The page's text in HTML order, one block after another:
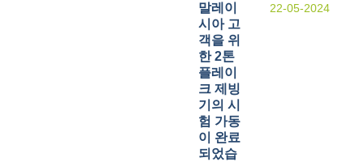
22-05-2024
말레이
시아 고
객을 위
한 2톤
플레이
크 제빙
기의 시
험 가동
이 완료
되었습